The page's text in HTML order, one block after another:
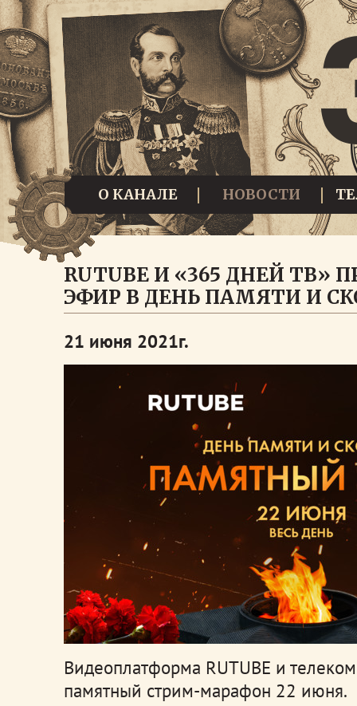
О КАНАЛЕ НОВОСТИ
RUTUBE И «365 ДНЕЙ
ЭФИР В ДЕНЬ ПАМЯТИ И
21 июня 2021г.
Видеоплатформа RUTUBE и
памятный стрим-марафон 22 июня.